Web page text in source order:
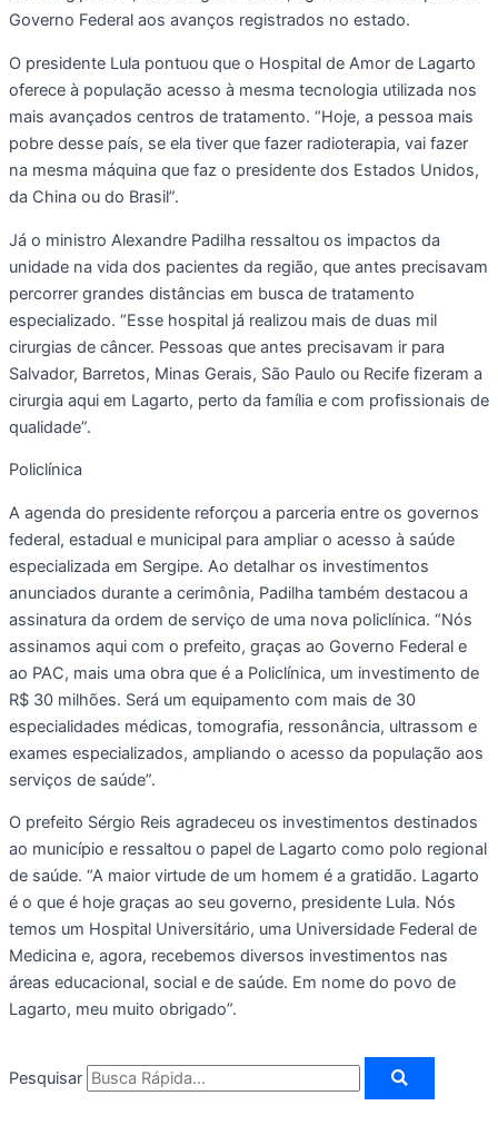
Governo Federal aos avanços registrados no estado.
O presidente Lula pontuou que o Hospital de Amor de Lagarto
oferece à população acesso à mesma tecnologia utilizada nos
mais avançados centros de tratamento. “Hoje, a pessoa mais
pobre desse país, se ela tiver que fazer radioterapia, vai fazer
na mesma máquina que faz o presidente dos Estados Unidos,
da China ou do Brasil”.
Já o ministro Alexandre Padilha ressaltou os impactos da
unidade na vida dos pacientes da região, que antes precisavam
percorrer grandes distâncias em busca de tratamento
especializado. “Esse hospital já realizou mais de duas mil
cirurgias de câncer. Pessoas que antes precisavam ir para
Salvador, Barretos, Minas Gerais, São Paulo ou Recife fizeram a
cirurgia aqui em Lagarto, perto da família e com profissionais de
qualidade”.
Policlínica
A agenda do presidente reforçou a parceria entre os governos
federal, estadual e municipal para ampliar o acesso à saúde
especializada em Sergipe. Ao detalhar os investimentos
anunciados durante a cerimônia, Padilha também destacou a
assinatura da ordem de serviço de uma nova policlínica. “Nós
assinamos aqui com o prefeito, graças ao Governo Federal e
ao PAC, mais uma obra que é a Policlínica, um investimento de
R$ 30 milhões. Será um equipamento com mais de 30
especialidades médicas, tomografia, ressonância, ultrassom e
exames especializados, ampliando o acesso da população aos
serviços de saúde”.
O prefeito Sérgio Reis agradeceu os investimentos destinados
ao município e ressaltou o papel de Lagarto como polo regional
de saúde. “A maior virtude de um homem é a gratidão. Lagarto
é o que é hoje graças ao seu governo, presidente Lula. Nós
temos um Hospital Universitário, uma Universidade Federal de
Medicina e, agora, recebemos diversos investimentos nas
áreas educacional, social e de saúde. Em nome do povo de
Lagarto, meu muito obrigado”.
Pesquisar